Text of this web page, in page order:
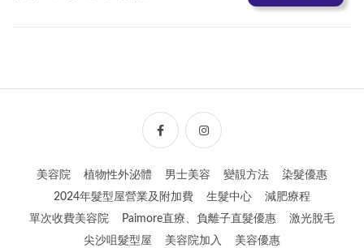
美容院 植物性外泌體 男士美容 變靚方法
染髮優惠
2024年髮型屋營業及附加費
生髮中心
減肥療程
單次收費美容院
Paimore直療、負離子直髮優惠
激光脫毛
尖沙咀髮型屋
美容院加入
美容優惠